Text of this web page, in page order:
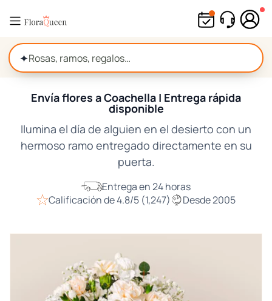
directamente
contenido
✦
Envía flores a Coachella | Entrega rápida
disponible
Ilumina el día de alguien en el desierto con un
hermoso ramo entregado directamente en su
puerta.
Entrega en 24 horas
Calificación de 4.8/5 (1,247)
Desde 2005